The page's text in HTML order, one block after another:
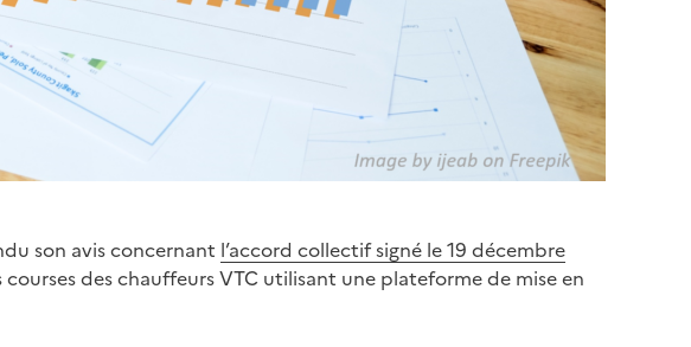
son avis concernant l’accord collectif signé le 19 décembre
des chauffeurs VTC utilisant une plateforme de mise en